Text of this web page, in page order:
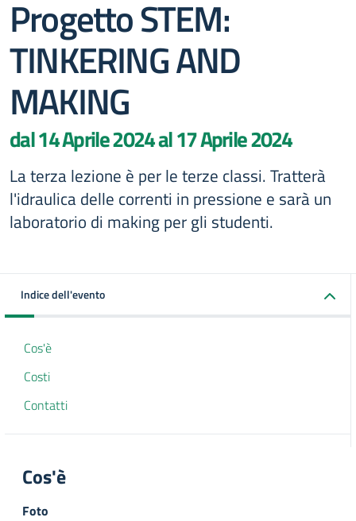
Progetto STEM:
TINKERING AND
MAKING
dal 14 Aprile 2024 al 17 Aprile 2024
La terza lezione è per le terze classi. Tratterà
l'idraulica delle correnti in pressione e sarà un
laboratorio di making per gli studenti.
Indice dell'evento
Cos'è
Costi
Contatti
Cos'è
Foto